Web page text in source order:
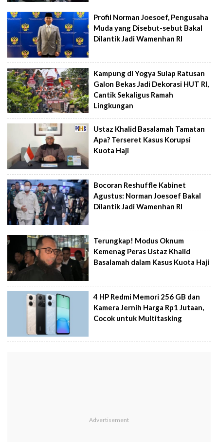
Profil Norman Joesoef, Pengusaha
Muda yang Disebut-sebut Bakal
Dilantik Jadi Wamenhan RI
Kampung di Yogya Sulap Ratusan
Galon Bekas Jadi Dekorasi HUT RI,
Cantik Sekaligus Ramah
Lingkungan
Ustaz Khalid Basalamah Tamatan
Apa? Terseret Kasus Korupsi
Kuota Haji
Bocoran Reshuffle Kabinet
Agustus: Norman Joesoef Bakal
Dilantik Jadi Wamenhan RI
Terungkap! Modus Oknum
Kemenag Peras Ustaz Khalid
Basalamah dalam Kasus Kuota Haji
4 HP Redmi Memori 256 GB dan
Kamera Jernih Harga Rp1 Jutaan,
Cocok untuk Multitasking